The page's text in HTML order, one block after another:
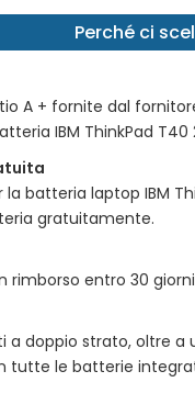
Perché ci
A + fornite dal
IBM ThinkPad T40
la batteria laptop IBM
gratuitamente.
entro 30
doppio strato, oltre
tutte le batterie